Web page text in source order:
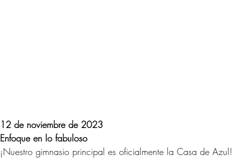
12 de noviembre de 2023
Enfoque en lo fabuloso
¡Nuestro gimnasio principal es oficialmente la Casa de